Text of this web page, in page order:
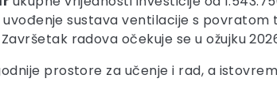
sustava ventilacije s povratom
radova očekuje se u ožujku
prostore za učenje i rad, a